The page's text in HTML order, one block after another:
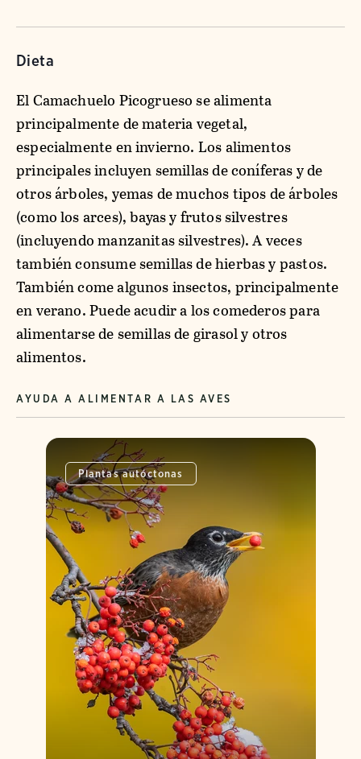
Dieta
El Camachuelo Picogrueso se alimenta
principalmente de materia vegetal,
especialmente en invierno. Los alimentos
principales incluyen semillas de coníferas y de
otros árboles, yemas de muchos tipos de árboles
(como los arces), bayas y frutos silvestres
(incluyendo manzanitas silvestres). A veces
también consume semillas de hierbas y pastos.
También come algunos insectos, principalmente
en verano. Puede acudir a los comederos para
alimentarse de semillas de girasol y otros
alimentos.
AYUDA A ALIMENTAR A LAS AVES
Plantas autóctonas